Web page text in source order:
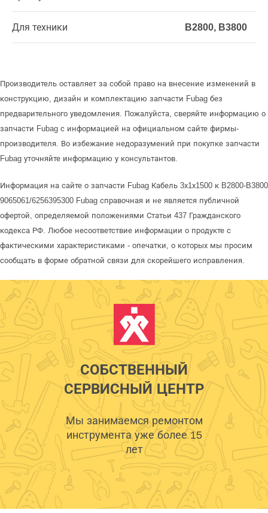
Для техники B2800, B3800
Производитель оставляет за собой право на внесение изменений в
конструкцию, дизайн и комплектацию запчасти Fubag без
предварительного уведомления. Пожалуйста, сверяйте информацию о
запчасти Fubag с информацией на официальном сайте фирмы-
производителя. Во избежание недоразумений при покупке запчасти
Fubag уточняйте информацию у консультантов.
Информация на сайте о запчасти Fubag Кабель 3х1х1500 к B2800-B3800
9065061/6256395300 Fubag справочная и не является публичной
офертой, определяемой положениями Статьи 437 Гражданского
кодекса РФ. Любое несоответствие информации о продукте с
фактическими характеристиками - опечатки, о которых мы просим
сообщать в форме обратной связи для скорейшего исправления.
СОБСТВЕННЫЙ
СЕРВИСНЫЙ ЦЕНТР
Мы занимаемся ремонтом
инструмента уже более 15
лет